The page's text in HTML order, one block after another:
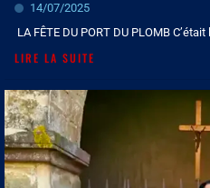
14/07/2025
LA FÊTE DU PORT DU PLOMB
LIRE LA SUITE